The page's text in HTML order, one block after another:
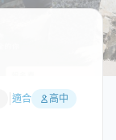
適合
高中